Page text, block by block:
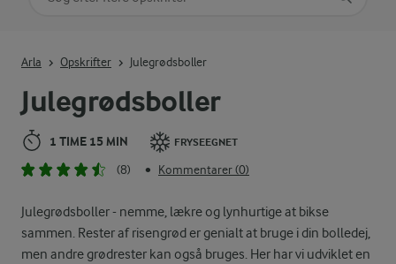
Julegrødsboller
1 TIME 15 MIN FRYSEEGNET
(8) • Kommentarer (0)
Julegrødsboller - nemme, lækre og lynhurtige at bikse
sammen. Rester af risengrød er genialt at bruge i din bolledej,
men andre grødrester kan også bruges. Her har vi udviklet en
Arla Opskrifter Julegrødsboller